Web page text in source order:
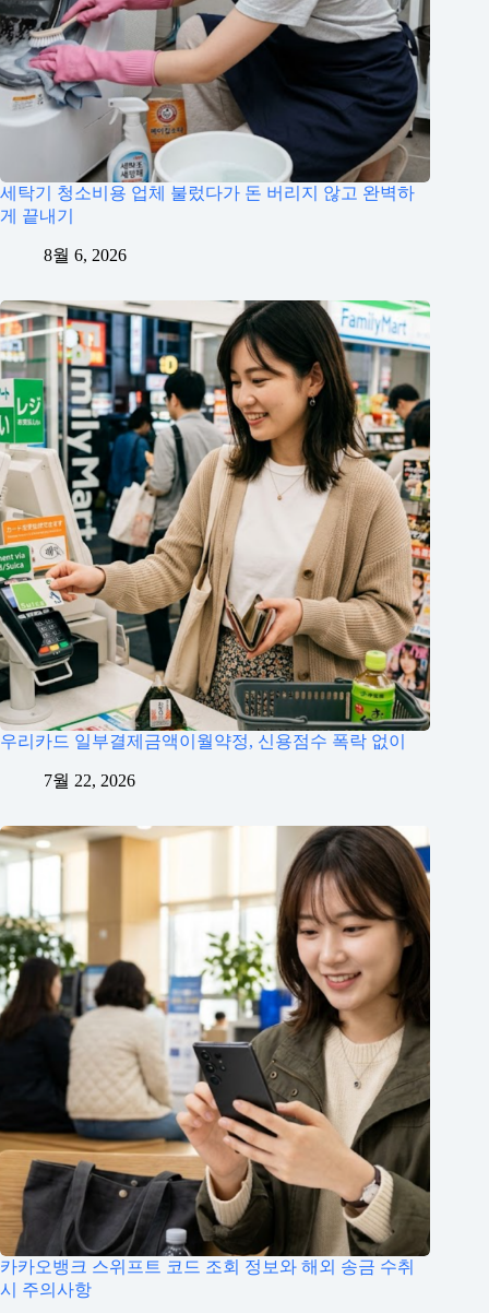
세탁기 청소비용 업체 불렀다가 돈 버리지 않고 완벽하
게 끝내기
8월 6, 2026
우리카드 일부결제금액이월약정, 신용점수 폭락 없이
7월 22, 2026
카카오뱅크 스위프트 코드 조회 정보와 해외 송금 수취
시 주의사항